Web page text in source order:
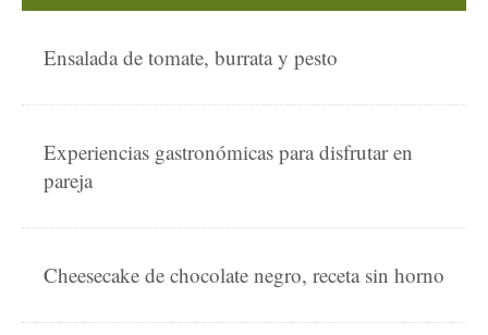
Ensalada de tomate, burrata y pesto
Experiencias gastronómicas para disfrutar en
pareja
Cheesecake de chocolate negro, receta sin horno